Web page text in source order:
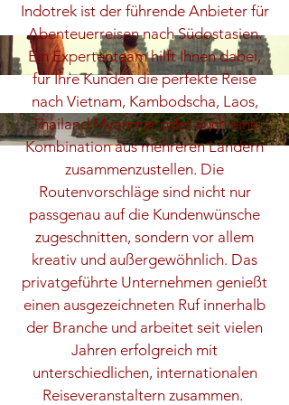
Indotrek ist der führende Anbieter für
Abenteuerreisen nach Südostasien.
Ein Expertenteam hilft Ihnen dabei,
für Ihre Kunden die perfekte Reise
nach Vietnam, Kambodscha, Laos,
Thailand Myanmar oder auch eine
Kombination aus mehreren Ländern
zusammenzustellen. Die
Routenvorschläge sind nicht nur
passgenau auf die Kundenwünsche
zugeschnitten, sondern vor allem
kreativ und außergewöhnlich. Das
privatgeführte Unternehmen genießt
einen ausgezeichneten Ruf innerhalb
der Branche und arbeitet seit vielen
Jahren erfolgreich mit
unterschiedlichen, internationalen
Reiseveranstaltern zusammen.